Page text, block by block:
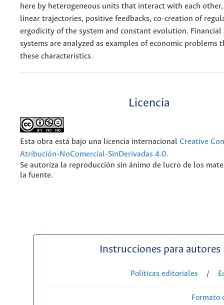
here by heterogeneous units that interact with each
linear trajectories, positive feedbacks, co-creation of
ergodicity of the system and constant evolution. Financial
systems are analyzed as examples of economic problems
these characteristics.
Licencia
Esta obra está bajo una licencia internacional Creative
Atribución-NoComercial-SinDerivadas 4.0.
Se autoriza la reproducción sin ánimo de lucro de los
la fuente.
Instrucciones para autores
Políticas editoriales /
Formato